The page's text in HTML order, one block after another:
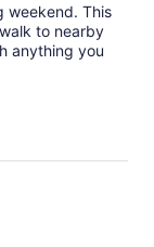
weekend. This
to nearby
anything you